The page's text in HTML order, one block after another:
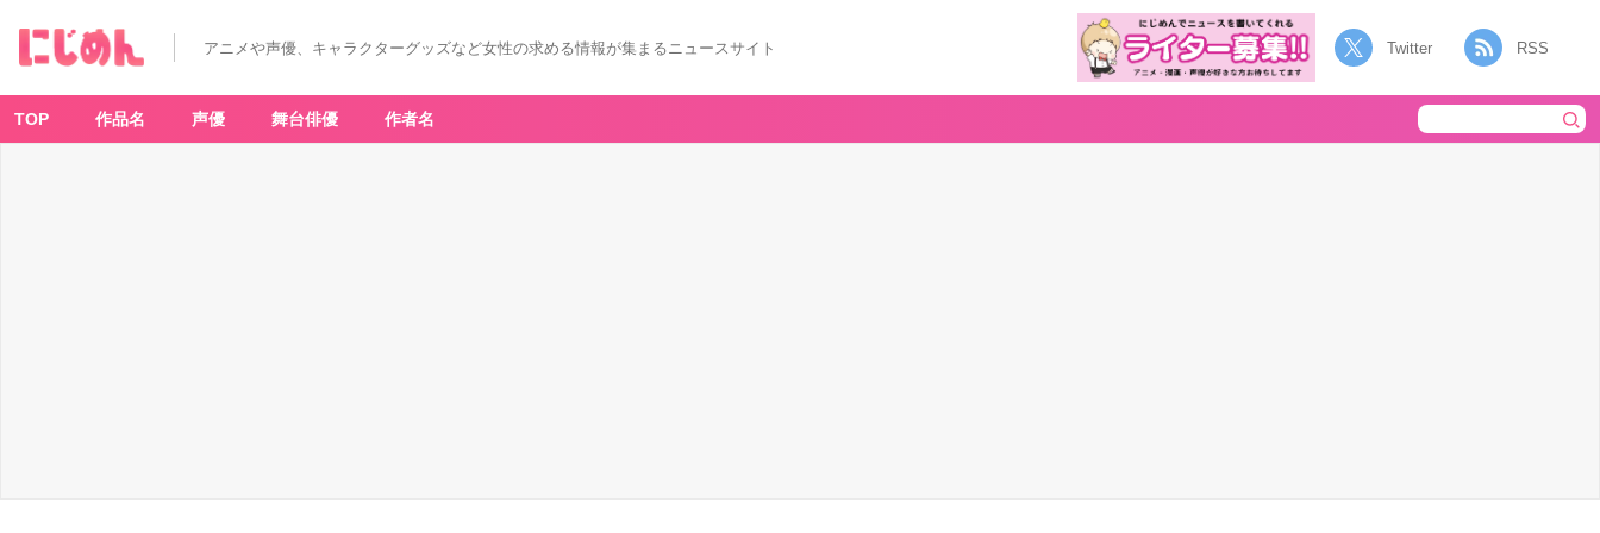
アニメや声優、キャラクターグッズなど女性の求める情報が集まるニュースサイト Twitter RSS
TOP 作品名 声優 舞台俳優 作者名